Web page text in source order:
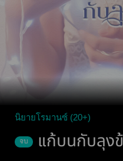
นิยายโรมานซ์ (20+)
จบ แก้บนกับลุง